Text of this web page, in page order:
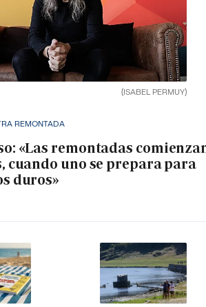
(ISABEL PERMUY)
REMONTADA
«Las remontadas
cuando uno se prepara para
duros»